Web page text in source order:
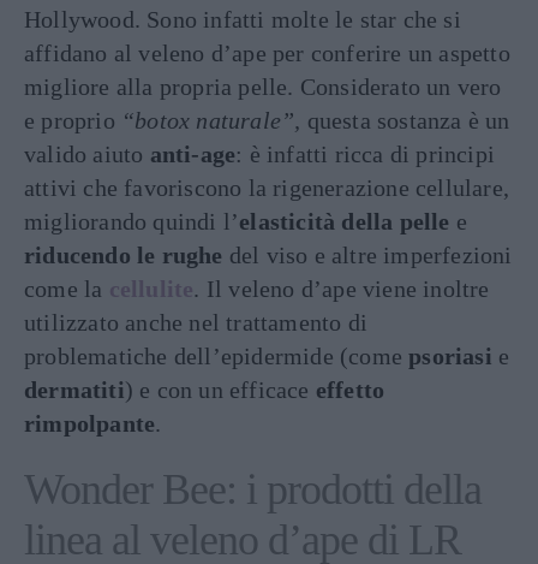
Hollywood. Sono infatti molte le star che si
affidano al veleno d’ape per conferire un aspetto
migliore alla propria pelle. Considerato un vero
e proprio “botox naturale”, questa sostanza è un
valido aiuto anti-age: è infatti ricca di principi
attivi che favoriscono la rigenerazione cellulare,
migliorando quindi l’elasticità della pelle e
riducendo le rughe del viso e altre imperfezioni
come la cellulite. Il veleno d’ape viene inoltre
utilizzato anche nel trattamento di
problematiche dell’epidermide (comepsoriasi e
dermatiti) e con un efficace effetto
rimpolpante.
Wonder Bee: i prodotti della
linea al veleno d’ape di LR